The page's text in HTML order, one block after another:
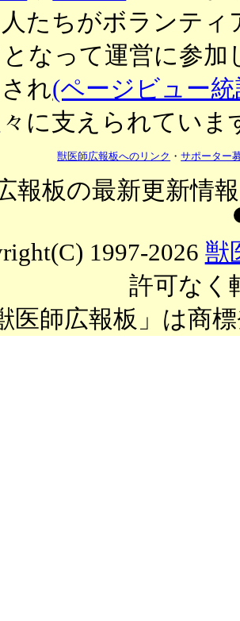
たちがボランティ
なって運営に参加
れ(ページビュー
に支えられていま
獣医師広報板へのリンク ・サポーター
報板の最新更新情
1997-2026 獣
許可なく
医師広報板」は商